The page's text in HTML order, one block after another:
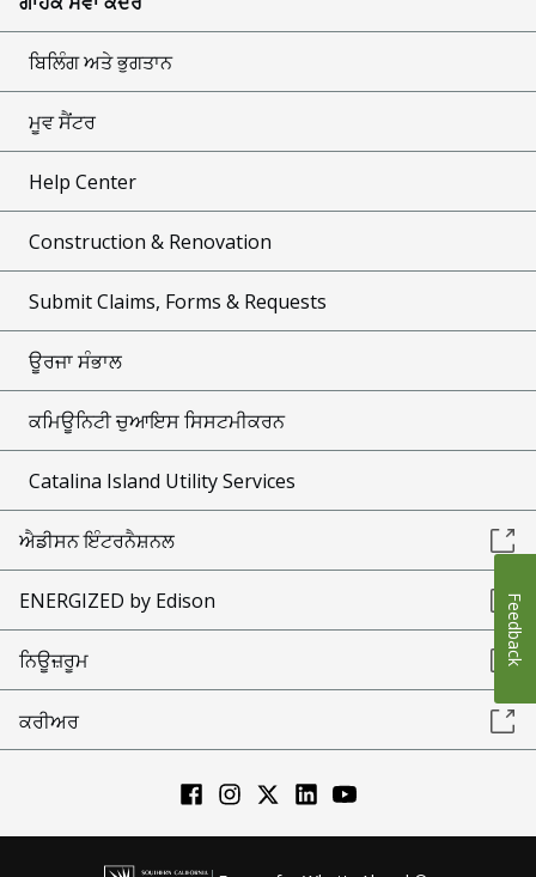
ਬਿਲਿੰਗ ਅਤੇ ਭੁਗਤਾਨ
ਮੂਵ ਸੈਂਟਰ
Help Center
Construction & Renovation
Submit Claims, Forms & Requests
ਊਰਜਾ ਸੰਭਾਲ
ਕਮਿਊਨਿਟੀ ਚੁਆਇਸ ਸਿਸਟਮੀਕਰਨ
Catalina Island Utility Services
ਐਡੀਸਨ ਇੰਟਰਨੈਸ਼ਨਲ
ENERGIZED by Edison
ਨਿਊਜ਼ਰੂਮ
ਕਰੀਅਰ
Feedback